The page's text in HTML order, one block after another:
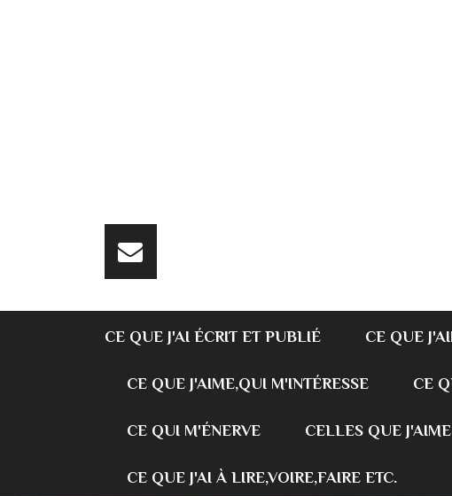
CE QUE J'AI ÉCRIT ET PUBLIÉ CE QUE
CE QUE J'AIME,QUI M'INTÉRESSE CE
CE QUI M'ÉNERVE CELLES QUE J'AIME
CE QUE J'AI À LIRE,VOIRE,FAIRE ETC.